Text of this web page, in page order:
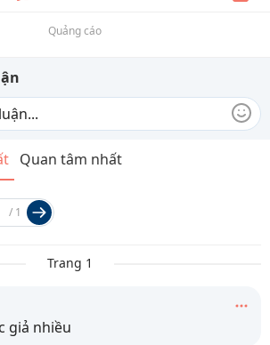
Quảng cáo
Quan tâm nhất
/ 1
Trang 1
giả nhiều